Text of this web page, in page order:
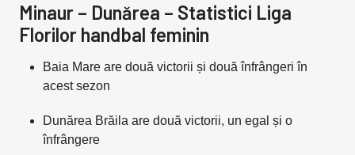
Minaur – Dunărea – Statistici Liga
Florilor handbal feminin
Baia Mare are două victorii și două înfrângeri în
acest sezon
Dunărea Brăila are două victorii, un egal și o
înfrângere